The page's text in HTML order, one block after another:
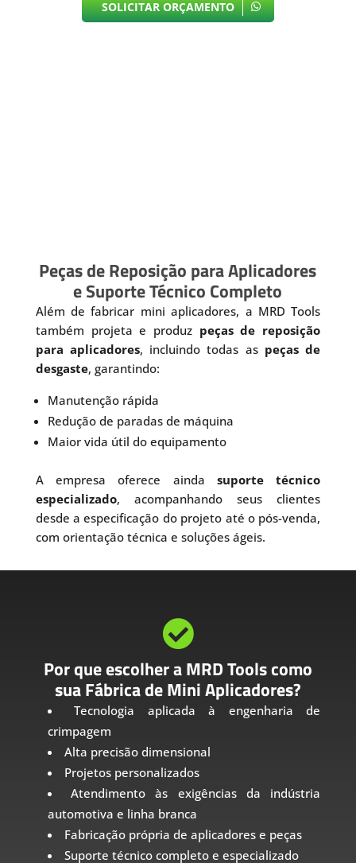
SOLICITAR ORÇAMENTO
Peças de Reposição para Aplicadores
e Suporte Técnico Completo
Além de fabricar mini aplicadores, a MRD Tools
também projeta e produz peças de reposição
para aplicadores, incluindo todas as peças de
desgaste, garantindo:
Manutenção rápida
Redução de paradas de máquina
Maior vida útil do equipamento
A empresa oferece ainda suporte técnico
especializado, acompanhando seus clientes
desde a especificação do projeto até o pós-venda,
com orientação técnica e soluções ágeis.

Por que escolher a MRD Tools como
sua Fábrica de Mini Aplicadores?
Tecnologia aplicada à engenharia de
crimpagem
Alta precisão dimensional
Projetos personalizados
Atendimento às exigências da indústria
automotiva e linha branca
Fabricação própria de aplicadores e peças
Suporte técnico completo e especializado